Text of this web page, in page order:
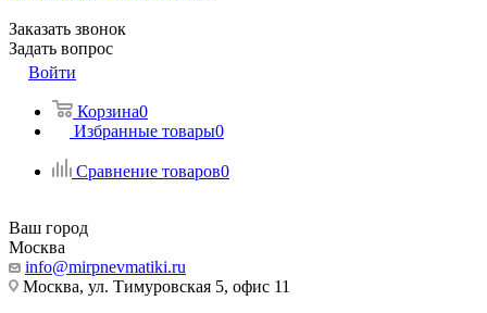
Заказать звонок
Задать вопрос
Войти
Корзина0
Избранные товары0
Сравнение товаров0
Ваш город
Москва
info@mirpnevmatiki.ru
Москва, ул. Тимуровская 5, офис 11